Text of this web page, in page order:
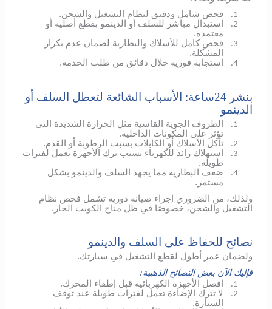
1. فحص شامل ودقيق لنظام التشغيل والشحن.
2.
استبدال مباشر للسلف أو الدينمو بقطع أصلية أو
معتمدة.
3.
فحص كامل للأسلاك والبطارية لضمان عدم تكرار
المشكلة.
4. استجابة فورية خلال دقائق من طلب الخدمة.
بنشر 24ساعة: الأسباب الشائعة لتعطل السلف أو
الدينمو
1.
الظروف الجوية القاسية مثل الحرارة الشديدة التي
تؤثر على المكونات الداخلية.
2. تآكل الأسلاك أو الكابلات بسبب الرطوبة أو القدم.
3.
استهلاك زائد للكهرباء بسبب ترك الأجهزة تعمل لفترات
طويلة.
4.
ضعف البطارية مما يجهد السلف والدينمو بشكل
مستمر.
ولذلك، من الضروري إجراء صيانة دورية تشمل فحص نظام
التشغيل والشحن، خصوصًا في ظل مناخ الكويت الحار.
نصائح للحفاظ على السلف والدينمو
ولضمان عمر أطول لقطع التشغيل في سيارتك.
فإليك الآن بعض النصائح الذهبية:
1. افصل الأجهزة الكهربائية قبل إطفاء المحرك.
2.
لا تترك الإضاءة تعمل لفترات طويلة عند توقف
السيارة.